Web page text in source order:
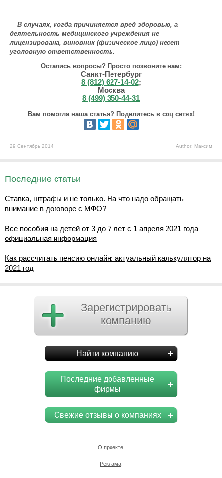
В случаях, когда причиняется вред здоровью, а
деятельность медицинского учреждения не
лицензирована, виновник (физическое лицо) несет
уголовную ответственность.
Остались вопросы? Просто позвоните нам:
Санкт-Петербург
8 (812) 627-14-02;
Москва
8 (499) 350-44-31
Вам помогла наша статья? Поделитесь в соц сетях!
29 Сентябрь 2014 Author: Максим
Последние статьи
Ставка, штрафы и не только. На что надо обращать
внимание в договоре с МФО?
Все пособия на детей от 3 до 7 лет с 1 апреля 2021 года —
официальная информация
Как рассчитать пенсию онлайн: актуальный калькулятор на
2021 год
Зарегистрировать
компанию
Найти компанию
Последние добавленные
фирмы
Свежие отзывы о компаниях
О проекте
Реклама